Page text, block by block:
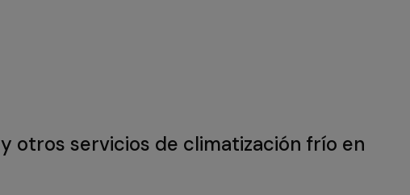
otros servicios de climatización frío en